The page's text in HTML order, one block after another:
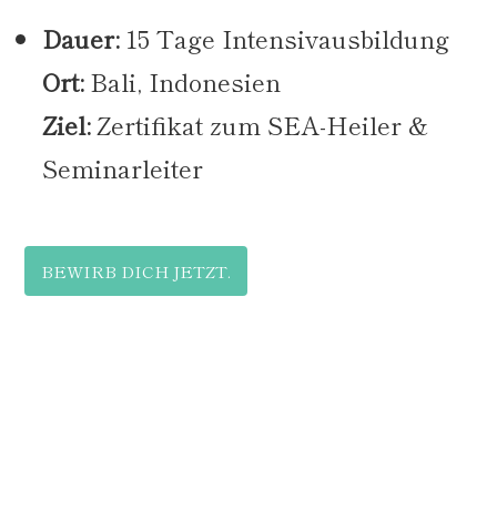
Dauer:15 Tage Intensivausbildung
Ort:Bali, Indonesien
Ziel:Zertifikat zum SEA-Heiler &
Seminarleiter
BEWIRB DICH JETZT.